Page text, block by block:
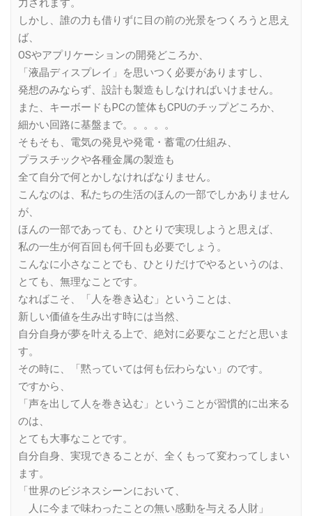
力されます。
しかし、誰の力も借りずに目の前の光景をつくろうと思え
ば、
OSやアプリケーションの開発どころか、
「液晶ディスプレイ」を思いつく必要がありますし、
発想のみならず、設計も製造もしなければいけません。
また、キーボードもPCの筐体もCPUのチップどころか、
細かい回路に基盤まで。。。。。
そもそも、電気の発見や発電・蓄電の仕組み、
プラスチックや各種金属の製造も
全て自分で何とかしなければなりません。
こんなのは、私たちの生活のほんの一部でしかありません
が、
ほんの一部であっても、ひとりで実現しようと思えば、
私の一生が何百回も何千回も必要でしょう。
こんなに小さなことでも、ひとりだけでやるというのは、
とても、無理なことです。
なればこそ、「人を巻き込む」ということは、
新しい価値を生み出す時には当然、
自分自身が夢を叶える上で、絶対に必要なことだと思いま
す。
その時に、「黙っていては何も伝わらない」のです。
ですから、
「声を出して人を巻き込む」ということが習慣的に出来る
のは、
とても大事なことです。
自分自身、実現できることが、全くもって変わってしまい
ます。
「世界のビジネスシーンにおいて、
人に今まで味わったことの無い感動を与える人財」